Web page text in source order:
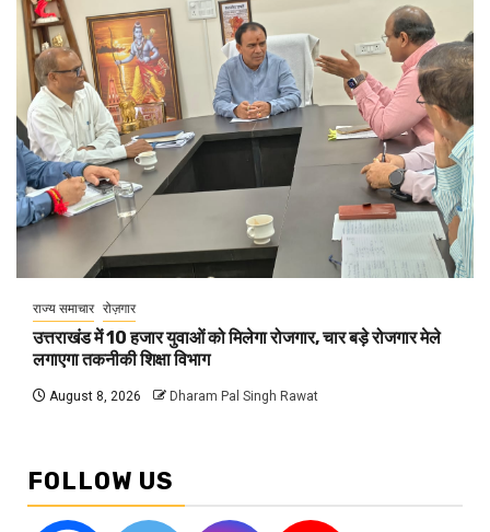
राज्य समाचार रोज़गार
उत्तराखंड में 10 हजार युवाओं को मिलेगा रोजगार, चार बड़े रोजगार मेले
लगाएगा तकनीकी शिक्षा विभाग
August 8, 2026 Dharam Pal Singh Rawat
FOLLOW US